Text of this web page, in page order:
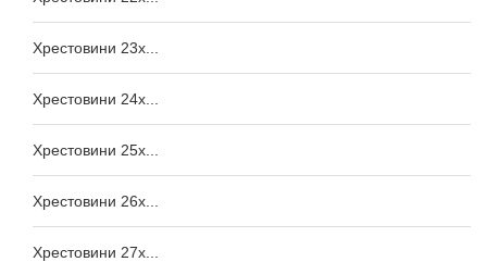
Хрестовини 23x...
Хрестовини 24x...
Хрестовини 25x...
Хрестовини 26x...
Хрестовини 27x...